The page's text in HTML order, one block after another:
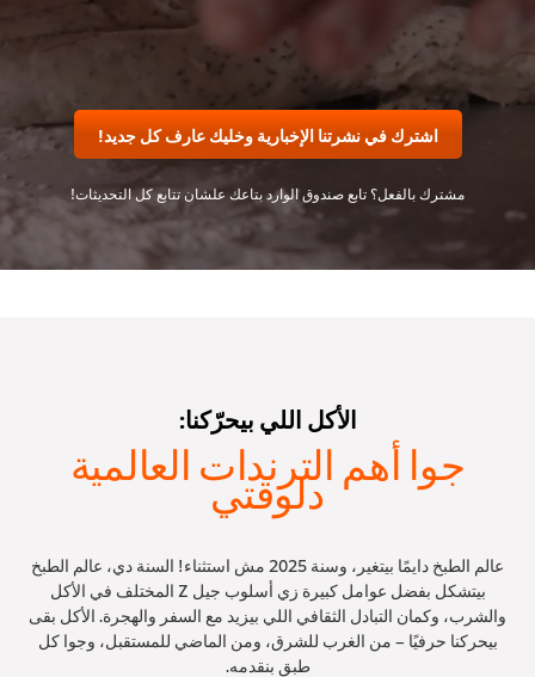
اشترك في نشرتنا الإخبارية وخليك عارف كل جديد!
مشترك بالفعل؟ تابع صندوق الوارد بتاعك علشان تتابع كل التحديثات!
الأكل اللي بيحرّكنا:
جوا أهم الترندات العالمية
دلوقتي
عالم الطبخ دايمًا بيتغير، وسنة 2025 مش استثناء! السنة دي، عالم الطبخ
بيتشكل بفضل عوامل كبيرة زي أسلوب جيل Z المختلف في الأكل
والشرب، وكمان التبادل الثقافي اللي بيزيد مع السفر والهجرة. الأكل بقى
بيحركنا حرفيًا – من الغرب للشرق، ومن الماضي للمستقبل، وجوا كل
طبق بنقدمه.